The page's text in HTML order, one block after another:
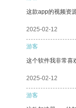
这款app的视频资
2025-02-12
游客
这个软件我非常喜
2025-02-12
游客